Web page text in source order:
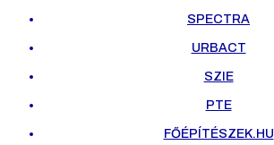
SPECTRA
URBACT
SZIE
PTE
FŐÉPÍTÉSZEK.HU